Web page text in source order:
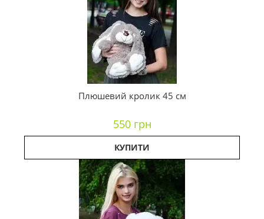
Плюшевий кролик 45 см
550 грн
КУПИТИ